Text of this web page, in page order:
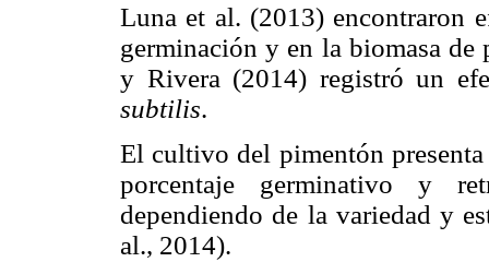
Luna et al. (2013) encontraron
germinación y en la biomasa
y Rivera (2014) registró un
subtilis.
El cultivo del pimentón
porcentaje germinativo y
dependiendo de la variedad y
al., 2014).